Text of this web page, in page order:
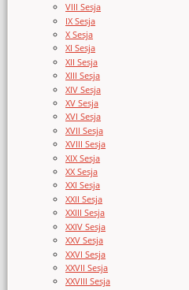
VIII Sesja
IX Sesja
X Sesja
XI Sesja
XII Sesja
XIII Sesja
XIV Sesja
XV Sesja
XVI Sesja
XVII Sesja
XVIII Sesja
XIX Sesja
XX Sesja
XXI Sesja
XXII Sesja
XXIII Sesja
XXIV Sesja
XXV Sesja
XXVI Sesja
XXVII Sesja
XXVIII Sesja